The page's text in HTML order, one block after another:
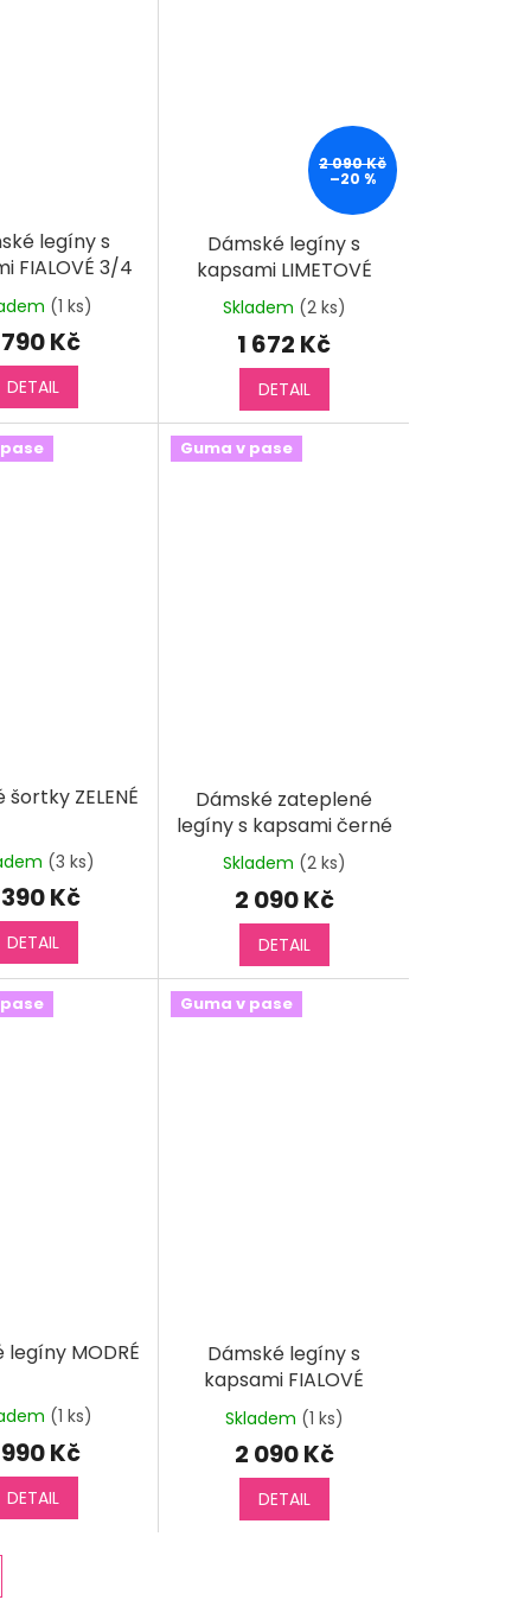
legíny s
FIALOVÉ 3/4
(1 ks)
790 Kč
DETAIL
2 090 Kč
–20 %
Dámské legíny s
kapsami LIMETOVÉ
Skladem (2 ks)
1 672 Kč
DETAIL
ZELENÉ
(3 ks)
390 Kč
DETAIL
Guma v pase
Dámské zateplené
legíny s kapsami černé
Skladem (2 ks)
2 090 Kč
DETAIL
legíny MODRÉ
(1 ks)
990 Kč
DETAIL
Guma v pase
Dámské legíny s
kapsami FIALOVÉ
Skladem (1 ks)
2 090 Kč
DETAIL